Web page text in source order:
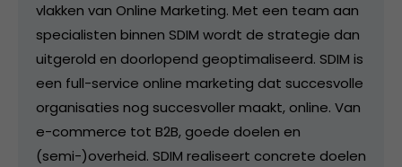
vlakken van Online Marketing. Met een team aan
specialisten binnen SDIM wordt de strategie dan
uitgerold en doorlopend geoptimaliseerd. SDIM is
een full-service online marketing dat succesvolle
organisaties nog succesvoller maakt, online. Van
e-commerce tot B2B, goede doelen en
(semi-)overheid. SDIM realiseert concrete doelen